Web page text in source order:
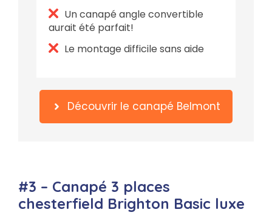
Un canapé angle convertible
aurait été parfait!
Le montage difficile sans aide
Découvrir le canapé Belmont
#3 – Canapé 3 places
chesterfield Brighton Basic luxe